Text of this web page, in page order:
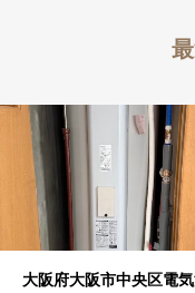
大阪府大阪市中央区電